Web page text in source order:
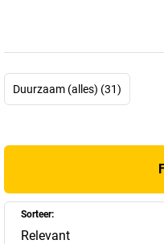
kiezen. Deze kluizen zijn
Duurzaam (alles) (31)
Sorteer:
Relevant